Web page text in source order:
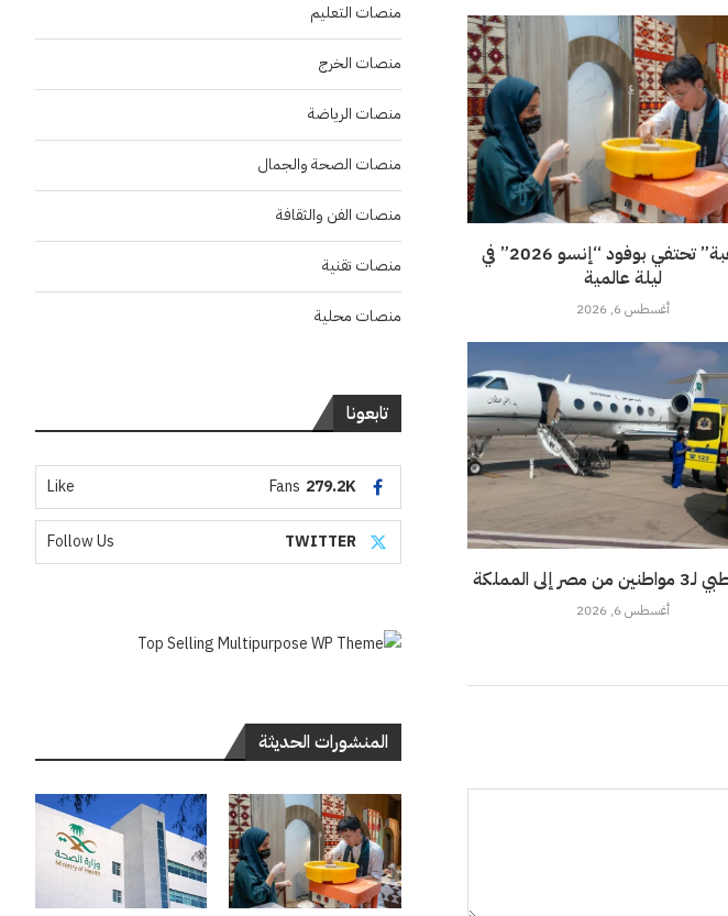
“موهبة” تحتفي بوفود “إنسو 2026” في
ليلة عالمية
أغسطس 6, 2026
مصر إلى المملكة
أغسطس 6, 2026
منصات التعليم
منصات الخرج
منصات الرياضة
منصات الصحة والجمال
منصات الفن والثقافة
منصات تقنية
منصات محلية
تابعونا
279.2K
Fans
Like
TWITTER
Follow Us
المنشورات الحديثة